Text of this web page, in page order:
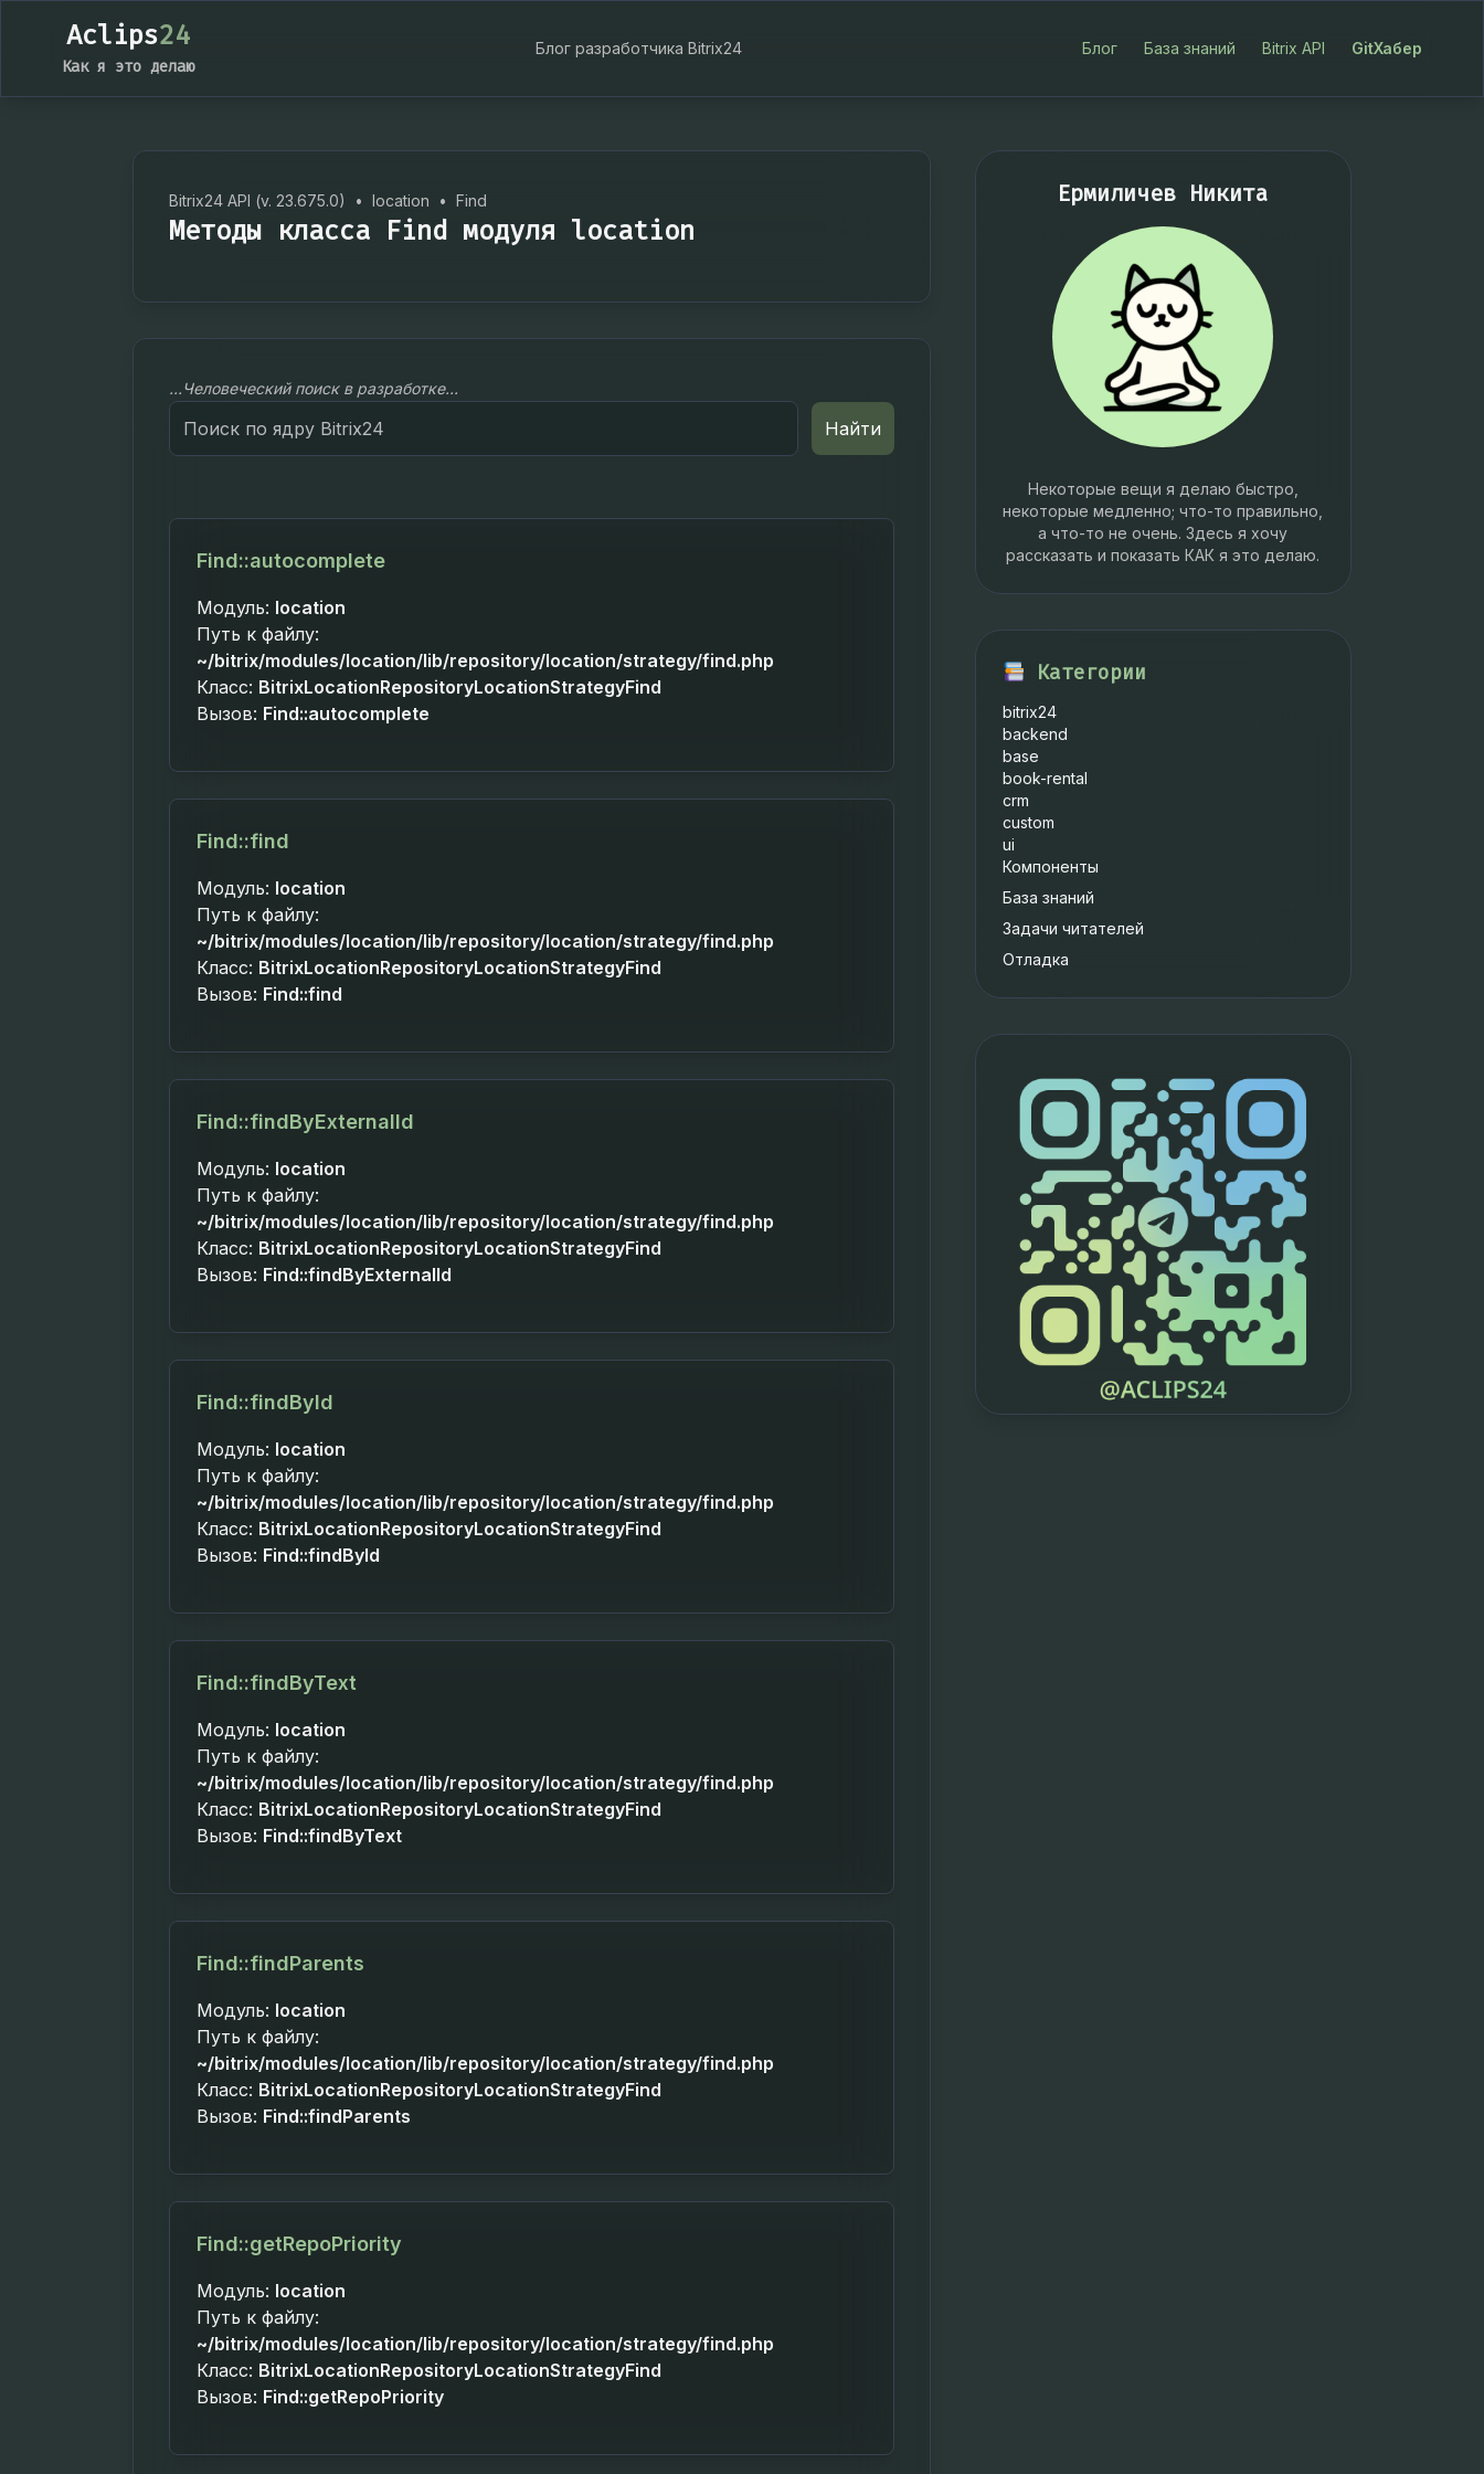
Aclips24
Как я это делаю
Блог разработчика Bitrix24 Блог База знаний Bitrix API GitХабер
Bitrix24 API (v. 23.675.0) • location • Find
Методы класса Find модуля location
...Человеческий поиск в разработке...
Search
for:
Найти
Find::autocomplete
Модуль: location
Путь к файлу:
~/bitrix/modules/location/lib/repository/location/strategy/find.php
Класс: BitrixLocationRepositoryLocationStrategyFind
Вызов: Find::autocomplete
Find::find
Модуль: location
Путь к файлу:
~/bitrix/modules/location/lib/repository/location/strategy/find.php
Класс: BitrixLocationRepositoryLocationStrategyFind
Вызов: Find::find
Find::findByExternalId
Модуль: location
Путь к файлу:
~/bitrix/modules/location/lib/repository/location/strategy/find.php
Класс: BitrixLocationRepositoryLocationStrategyFind
Вызов: Find::findByExternalId
Find::findById
Модуль: location
Путь к файлу:
~/bitrix/modules/location/lib/repository/location/strategy/find.php
Класс: BitrixLocationRepositoryLocationStrategyFind
Вызов: Find::findById
Find::findByText
Модуль: location
Путь к файлу:
~/bitrix/modules/location/lib/repository/location/strategy/find.php
Класс: BitrixLocationRepositoryLocationStrategyFind
Вызов: Find::findByText
Find::findParents
Модуль: location
Путь к файлу:
~/bitrix/modules/location/lib/repository/location/strategy/find.php
Класс: BitrixLocationRepositoryLocationStrategyFind
Вызов: Find::findParents
Find::getRepoPriority
Модуль: location
Путь к файлу:
~/bitrix/modules/location/lib/repository/location/strategy/find.php
Класс: BitrixLocationRepositoryLocationStrategyFind
Вызов: Find::getRepoPriority
Ермиличев Никита
Некоторые вещи я делаю быстро,
некоторые медленно; что-то правильно,
а что-то не очень. Здесь я хочу
рассказать и показать КАК я это делаю.
Категории
bitrix24
backend
base
book-rental
crm
custom
ui
Компоненты
База знаний
Задачи читателей
Отладка